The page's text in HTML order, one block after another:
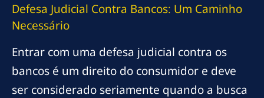
Defesa Judicial Contra Bancos: Um Caminho
Necessário
Entrar com uma defesa judicial contra os
bancos é um direito do consumidor e deve
ser considerado seriamente quando a busca